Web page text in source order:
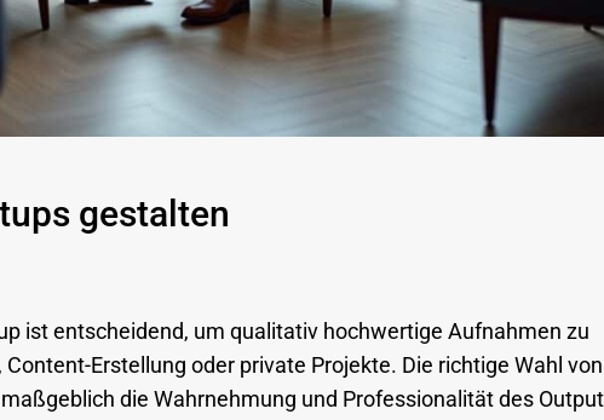
gestalten
ist entscheidend, um qualitativ hochwertige Aufnahmen zu
Erstellung oder private Projekte. Die richtige Wahl von
die Wahrnehmung und Professionalität des